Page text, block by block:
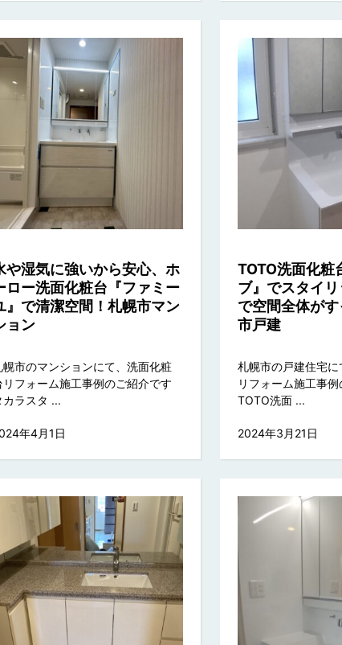
や湿気に強いから安心、ホ
ロー洗面化粧台『ファミー
』で清潔空間！札幌市マン
ョン
幌市のマンションにて、洗面化粧
リフォーム施工事例のご紹介です
カラスタ ...
年4月1日
TOTO洗面化粧
ブ』でスタイ
で空間全体が
市戸建
札幌市の戸建住宅
リフォーム施工事
TOTO洗面 ...
2024年3月21日